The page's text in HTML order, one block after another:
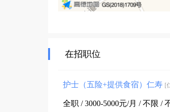
在招职位
护士（五险+提供食宿）仁寿 [
全职 / 3000-5000元/月 / 不限 /